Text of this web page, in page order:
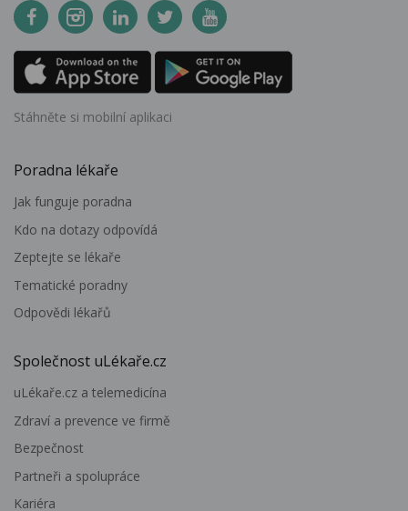
Stáhněte si mobilní aplikaci
Poradna lékaře
Jak funguje poradna
Kdo na dotazy odpovídá
Zeptejte se lékaře
Tematické poradny
Odpovědi lékařů
Společnost uLékaře.cz
uLékaře.cz a telemedicína
Zdraví a prevence ve firmě
Bezpečnost
Partneři a spolupráce
Kariéra